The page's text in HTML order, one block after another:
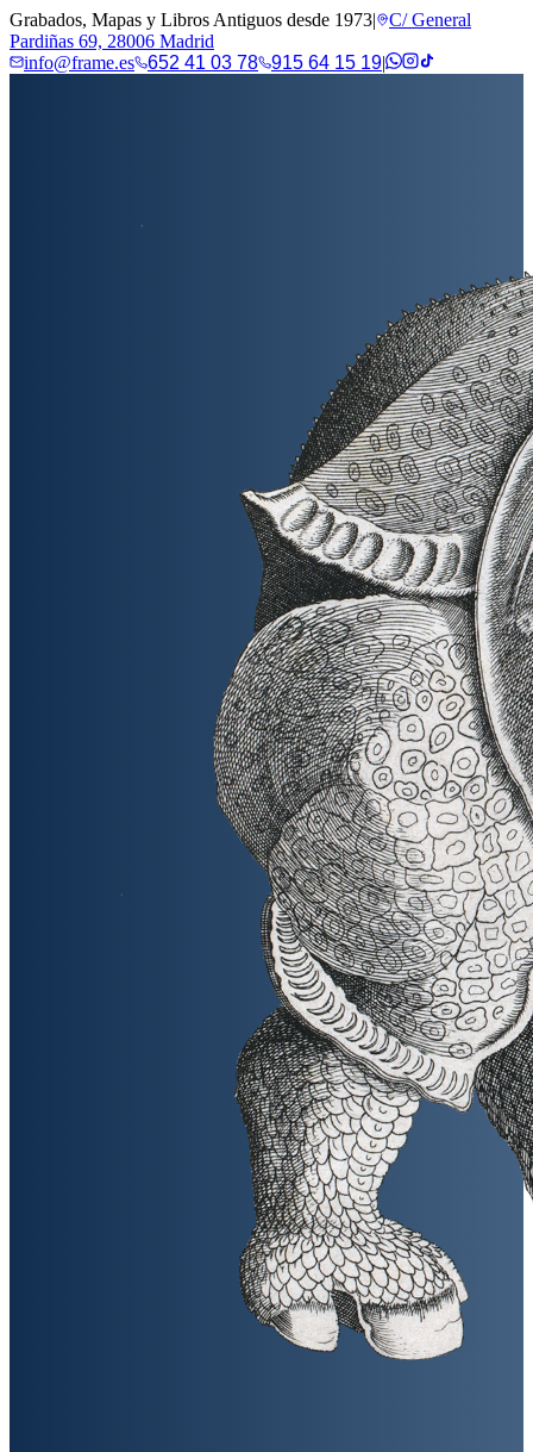
Grabados, Mapas y Libros Antiguos desde 1973|
C/ General
Pardiñas 69, 28006 Madrid
info@frame.es
652 41 03 78 915 64 15 19|